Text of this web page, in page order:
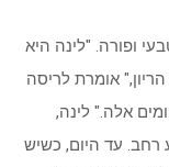
ופורה. "לינה היא
אומרת לריסה
אלה." לינה,
רחב. עד היום, כשיש